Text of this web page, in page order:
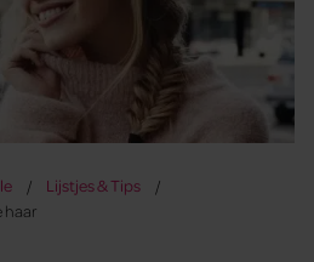
Lijstjes & Tips
haar